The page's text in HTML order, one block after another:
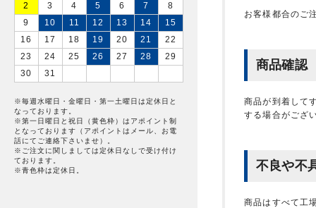
お客様都合のご
商品確認
商品が到着して
する場合がござ
不良や不
商品はすべて工
2
3 4 5 6 7
8
9
10 11 12 13 14
15
16
17 18 19 20 21
22
23
24 25 26 27 28
29
30
31
※毎週水曜日・金曜日・第一土曜日は定休日と
なっております。
※第一日曜日と祝日（黄色枠）はアポイント制
となっております（アポイントはメール、お電
話にてご連絡下さいませ）。
※ご注文に関しましては定休日なしで受け付け
ております。
※青色枠は定休日。